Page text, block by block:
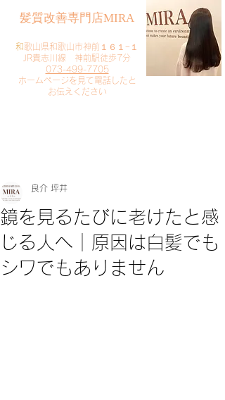
​髪質改善専門店MIRA
​和歌山県和歌山市神前１６１−１
JR貴志川線 神前駅徒歩7分
073-499-7705
​ホームページを見て電話したと
お伝えください
鏡を見るたびに老けたと感
じる人へ｜原因は白髪でも
シワでもありません
良介 坪井